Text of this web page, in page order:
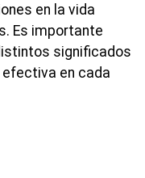
en la vida
Es importante
significados
en cada